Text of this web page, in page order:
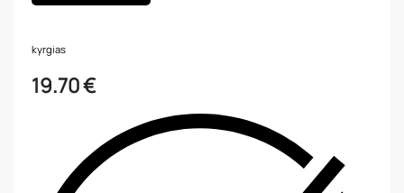
kyrgias
19.70€